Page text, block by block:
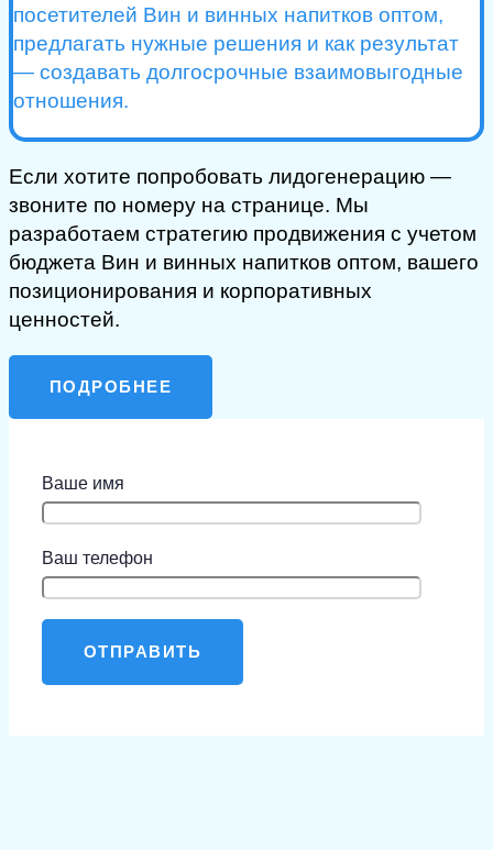
посетителей Вин и винных напитков оптом,
предлагать нужные решения и как результат
— создавать долгосрочные взаимовыгодные
отношения.
Если хотите попробовать лидогенерацию —
звоните по номеру на странице. Мы
разработаем стратегию продвижения с учетом
бюджета Вин и винных напитков оптом, вашего
позиционирования и корпоративных
ценностей.
ПОДРОБНЕЕ
Ваше имя
Ваш телефон